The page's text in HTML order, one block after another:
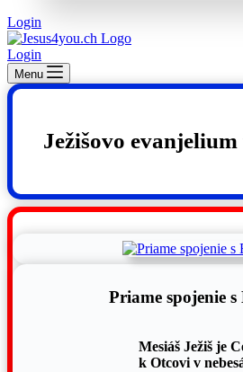
Login
Login
Menu
Ježišovo
Priame spojenie s
Mesiáš Ježiš je
k Otcovi v